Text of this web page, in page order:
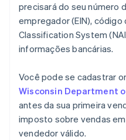
precisará do seu número
empregador (EIN),
Classification System
informações bancárias.
Você pode se cadastrar
Wisconsin Department
antes da sua primeira
imposto sobre vendas
vendedor válido.